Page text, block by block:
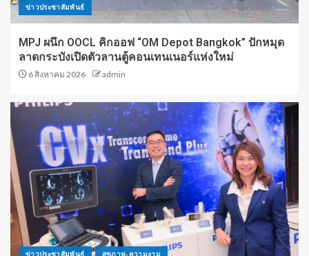
ข่าวประชาสัมพันธ์
MPJ ผนึก OOCL คิกออฟ “OM Depot Bangkok” ปักหมุด
ลาดกระบังเปิดตัวลานตู้คอนเทนเนอร์แห่งใหม่
6 สิงหาคม 2026 admin
ข่าวประชาสัมพันธ์ สุขภาพ-ความงาม